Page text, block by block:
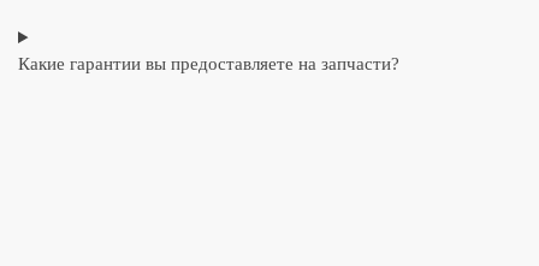
Какие гарантии вы предоставляете на запчасти?